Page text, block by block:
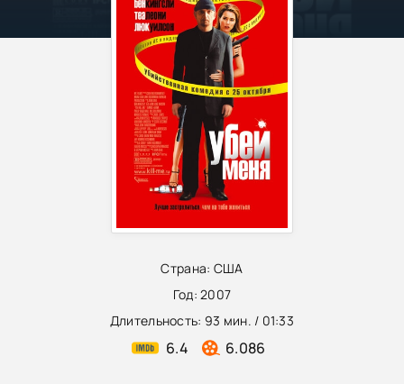
Страна: США
Год:2007
Длительность: 93 мин. / 01:33
6.4 6.086